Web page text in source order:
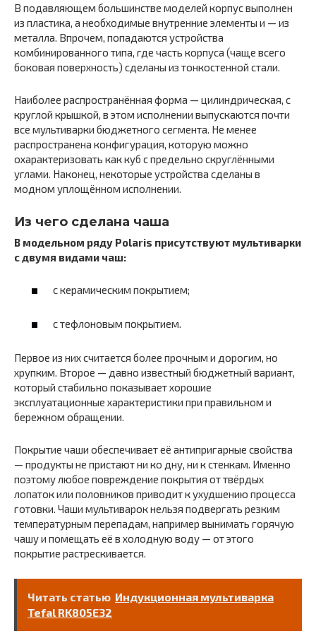
В подавляющем большинстве моделей корпус выполнен
из пластика, а необходимые внутренние элементы и — из
металла. Впрочем, попадаются устройства
комбинированного типа, где часть корпуса (чаще всего
боковая поверхность) сделаны из тонкостенной стали.
Наиболее распространённая форма — цилиндрическая, с
круглой крышкой, в этом исполнении выпускаются почти
все мультиварки бюджетного сегмента. Не менее
распространена конфигурация, которую можно
охарактеризовать как куб с предельно скруглёнными
углами. Наконец, некоторые устройства сделаны в
модном уплощённом исполнении.
Из чего сделана чаша
В модельном ряду Polaris присутствуют мультиварки
с двумя видами чаш:
с керамическим покрытием;
с тефлоновым покрытием.
Первое из них считается более прочным и дорогим, но
хрупким. Второе — давно известный бюджетный вариант,
который стабильно показывает хорошие
эксплуатационные характеристики при правильном и
бережном обращении.
Покрытие чаши обеспечивает её антипригарные свойства
— продукты не пристают ни ко дну, ни к стенкам. Именно
поэтому любое повреждение покрытия от твёрдых
лопаток или половников приводит к ухудшению процесса
готовки. Чаши мультиварок нельзя подвергать резким
температурным перепадам, например вынимать горячую
чашу и помещать её в холодную воду — от этого
покрытие растрескивается.
Читать статью Индукционная мультиварка
Tefal RK805E32